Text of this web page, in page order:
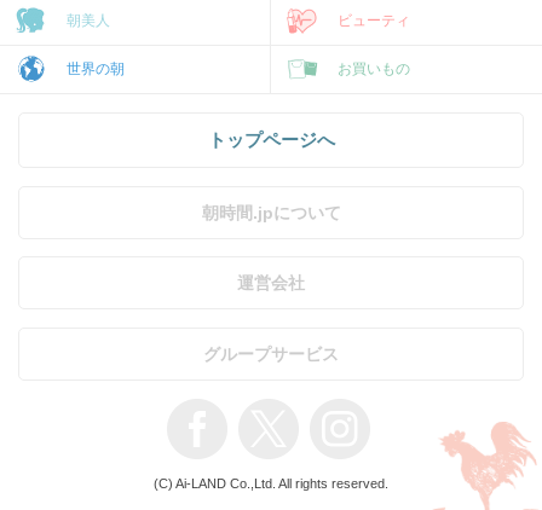
朝美人 ビューティ
世界の朝 お買いもの
トップページへ
朝時間.jpについて
運営会社
グループサービス
(C) Ai-LAND Co.,Ltd. All rights reserved.